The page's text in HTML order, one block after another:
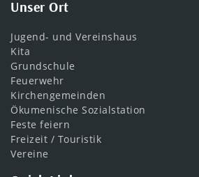
Unser Ort
Jugend- und Vereinshaus
Kita
Grundschule
Feuerwehr
Kirchengemeinden
Ökumenische Sozialstation
Feste feiern
Freizeit / Touristik
Vereine